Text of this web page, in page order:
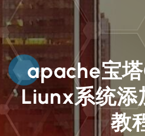
apache宝
Liunx系统添
教